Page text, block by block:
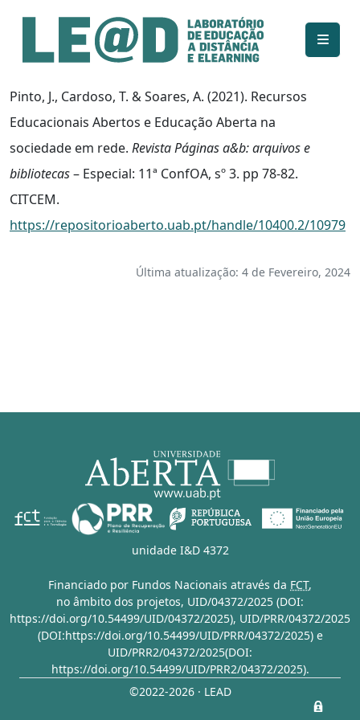
Ir para o conteúdo principal
Informações de acessibilidade
Mapa do site
Pinto, J., Cardoso, T. & Soares, A. (2021). Recursos
Educacionais Abertos e Educação Aberta na
sociedade em rede. Revista Páginas a&b: arquivos e
bibliotecas– Especial: 11ª ConfOA, sº 3. pp 78-82.
CITCEM.
https://repositorioaberto.uab.pt/handle/10400.2/10979
Última atualização: 4 de Fevereiro, 2024
unidade I&D 4372
Financiado por Fundos Nacionais através da FCT,
no âmbito dos projetos, UID/04372/2025 (DOI:
https://doi.org/10.54499/UID/04372/2025), UID/PRR/04372/2025
(DOI:https://doi.org/10.54499/UID/PRR/04372/2025)e
UID/PRR2/04372/2025(DOI:
https://doi.org/10.54499/UID/PRR2/04372/2025).
©2022-2026 · LEAD